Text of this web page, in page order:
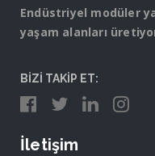
Endüstriyel modüler
yaşam alanları
BİZİ TAKİP ET:
İletişim